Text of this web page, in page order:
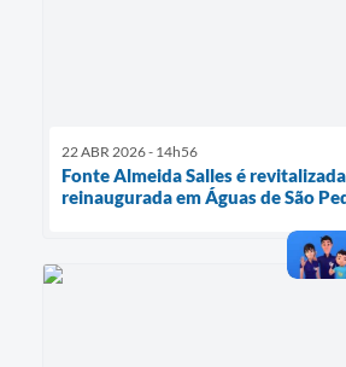
22 ABR 2026 - 14h56
Fonte Almeida Salles é
reinaugurada em Águas de São